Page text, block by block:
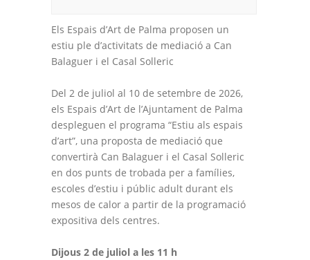
Els Espais d’Art de Palma proposen un
estiu ple d’activitats de mediació a Can
Balaguer i el Casal Solleric
Del 2 de juliol al 10 de setembre de 2026,
els Espais d’Art de l’Ajuntament de Palma
despleguen el programa “Estiu als espais
d’art”, una proposta de mediació que
convertirà Can Balaguer i el Casal Solleric
en dos punts de trobada per a famílies,
escoles d’estiu i públic adult durant els
mesos de calor a partir de la programació
expositiva dels centres.
Dijous 2 de juliol a les 11 h